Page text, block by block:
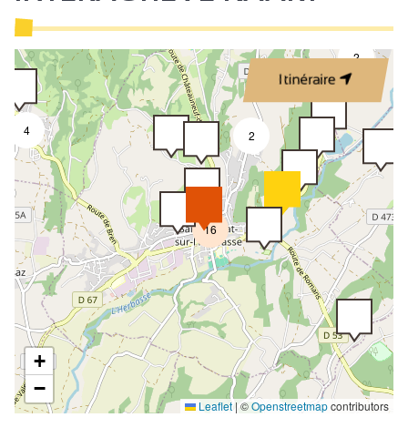
Itinéraire
4
16
2
2
+
−
Leaflet | ©Openstreetmapcontributors